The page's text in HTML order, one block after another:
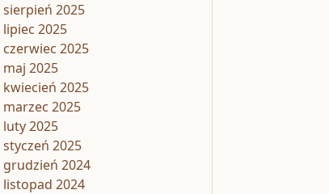
sierpień 2025
lipiec 2025
czerwiec 2025
maj 2025
kwiecień 2025
marzec 2025
luty 2025
styczeń 2025
grudzień 2024
listopad 2024